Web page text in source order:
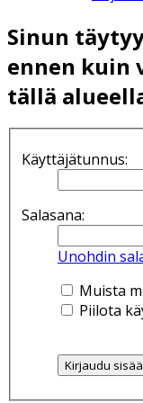
Sinun
ennen kuin
tällä
Käyttäjätunnus:
Salasana:
Unohdin
Muista
Piilota